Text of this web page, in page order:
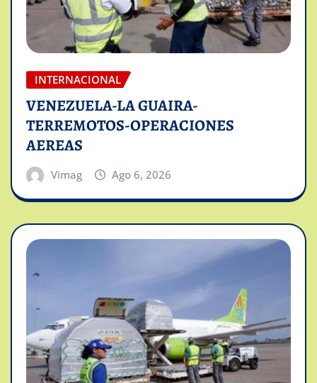
INTERNACIONAL
VENEZUELA-LA GUAIRA-
TERREMOTOS-OPERACIONES
AEREAS
Vimag Ago 6, 2026